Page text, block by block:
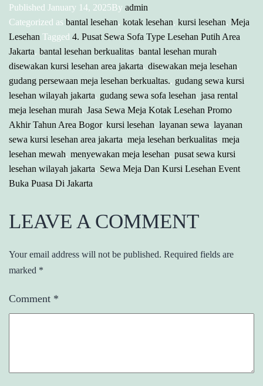
Published January 14, 2025By admin
Categorized as bantal lesehan, kotak lesehan, kursi lesehan, Meja
Lesehan Tagged 4. Pusat Sewa Sofa Type Lesehan Putih Area
Jakarta, bantal lesehan berkualitas, bantal lesehan murah,
disewakan kursi lesehan area jakarta, disewakan meja lesehan,
gudang persewaan meja lesehan berkualtas., gudang sewa kursi
lesehan wilayah jakarta, gudang sewa sofa lesehan, jasa rental
meja lesehan murah, Jasa Sewa Meja Kotak Lesehan Promo
Akhir Tahun Area Bogor, kursi lesehan, layanan sewa, layanan
sewa kursi lesehan area jakarta, meja lesehan berkualitas, meja
lesehan mewah, menyewakan meja lesehan, pusat sewa kursi
lesehan wilayah jakarta, Sewa Meja Dan Kursi Lesehan Event
Buka Puasa Di Jakarta
LEAVE A COMMENT
Your email address will not be published. Required fields are
marked *
Comment *